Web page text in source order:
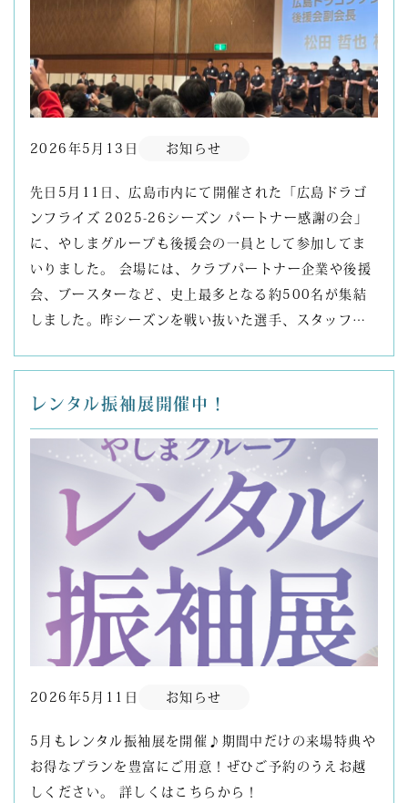
2026年5月13日 お知らせ
先日5月11日、広島市内にて開催された「広島ドラゴ
ンフライズ 2025-26シーズン パートナー感謝の会」
に、やしまグループも後援会の一員として参加してま
いりました。 会場には、クラブパートナー企業や後援
会、ブースターなど、史上最多となる約500名が集結
しました。昨シーズンを戦い抜いた選手、スタッフ…
レンタル振袖展開催中！
2026年5月11日 お知らせ
5月もレンタル振袖展を開催♪期間中だけの来場特典や
お得なプランを豊富にご用意！ぜひご予約のうえお越
しください。 詳しくはこちらから！